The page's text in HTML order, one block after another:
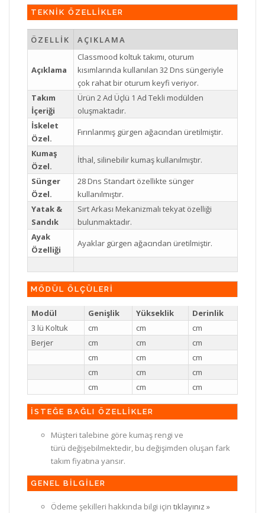
TEKNİK ÖZELLİKLER
ÖZELLİK AÇIKLAMA
Açıklama
Classmood koltuk takımı, oturum
kısımlarında kullanılan 32 Dns süngeriyle
çok rahat bir oturum keyfi veriyor.
Takım
İçeriği
Ürün 2 Ad Üçlü 1 Ad Tekli modülden
oluşmaktadır.
İskelet
Özel.
Fırınlanmış gürgen ağacından üretilmiştir.
Kumaş
Özel.
İthal, silinebilir kumaş kullanılmıştır.
Sünger
Özel.
28 Dns Standart özellikte sünger
kullanılmıştır.
Yatak &
Sandık
Sırt Arkası Mekanizmalı tekyat özelliği
bulunmaktadır.
Ayak
Özelliği
Ayaklar gürgen ağacından üretilmiştir.
MÖDÜL ÖLÇÜLERİ
Modül Genişlik Yükseklik
Derinlik
3 lü Koltuk
cm cm
cm
Berjer
cm cm
cm
cm
cm
cm
cm
cm
cm
cm
cm cm
İSTEĞE BAĞLI ÖZELLİKLER
Müşteri talebine göre kumaş rengi ve
türü değişebilmektedir, bu değişimden oluşan fark
takım fiyatına yansır.
GENEL BİLGİLER
Ödeme şekilleri hakkında bilgi için tıklayınız »